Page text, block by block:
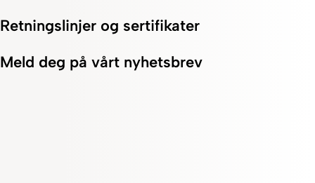
Retningslinjer og sertifikater
Meld deg på vårt nyhetsbrev